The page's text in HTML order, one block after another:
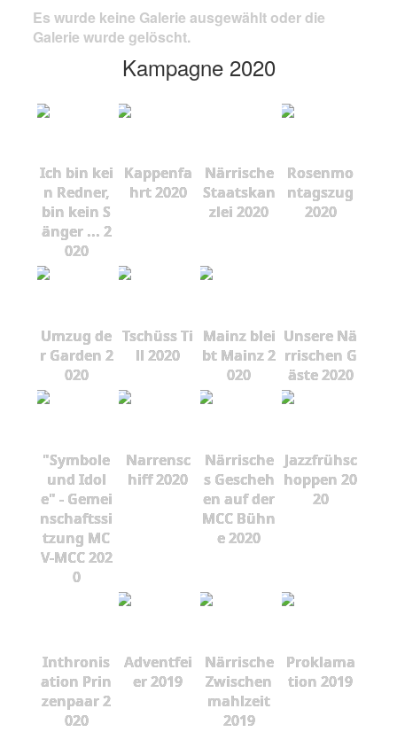
Es wurde keine Galerie ausgewählt oder die
Galerie wurde gelöscht.
Kampagne 2020
Ich bin kei
n Redner,
bin kein S
änger ... 2
020
Kappenfa
hrt 2020
Närrische
Staatskan
zlei 2020
Rosenmo
ntagszug
2020
Umzug de
r Garden 2
020
Tschüss Ti
ll 2020
Mainz blei
bt Mainz 2
020
Unsere Nä
rrischen G
äste 2020
"Symbole
und Idol
e" - Gemei
nschaftssi
tzung MC
V-MCC 202
0
Narrensc
hiff 2020
Närrische
s Gescheh
en auf der
MCC Bühn
e 2020
Jazzfrühsc
hoppen 20
20
Inthronis
ation Prin
zenpaar 2
020
Adventfei
er 2019
Närrische
Zwischen
mahlzeit
2019
Proklama
tion 2019